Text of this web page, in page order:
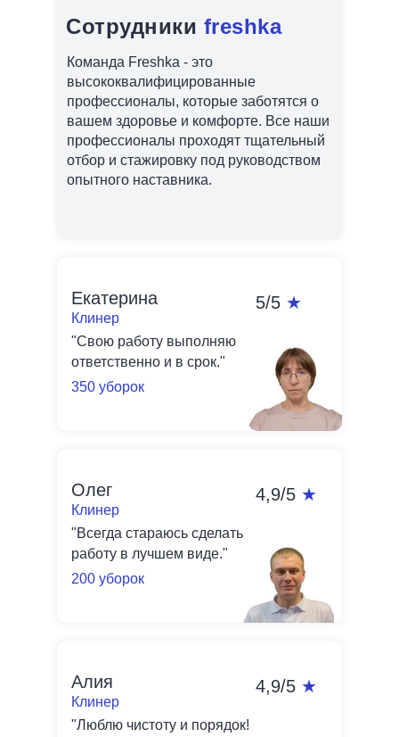
"Всегда стараюсь сделать
работу в лучшем виде."
Клинер
Олег
200 уборок
4,9/5 ★
"Люблю чистоту и порядок!
Клинер
Алия 4,9/5 ★
Команда Freshka - это
высококвалифицированные
профессионалы, которые заботятся о
вашем здоровье и комфорте. Все наши
профессионалы проходят тщательный
отбор и стажировку под руководством
опытного наставника.
Сотрудники freshka
"Свою работу выполняю
ответственно и в срок."
Клинер
Екатерина
350 уборок
5/5 ★